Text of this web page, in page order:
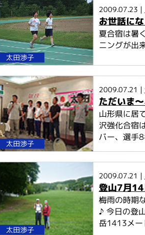
太田渉子
2009.07.23 |
お世話に
夏合宿は暑
ニングが出
太田渉子
2009.07.21 |
ただいま
山形県に居
沢強化合宿
バー、選手
太田渉子
2009.07.21 |
登山7月14
梅雨の時期
♪ 今日の登
岳1413メー